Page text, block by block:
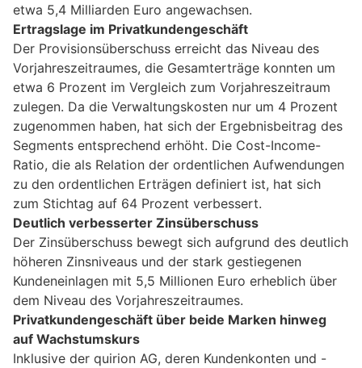
etwa 5,4 Milliarden Euro angewachsen.
Ertragslage im Privatkundengeschäft
Der Provisionsüberschuss erreicht das Niveau des
Vorjahreszeitraumes, die Gesamterträge konnten um
etwa 6 Prozent im Vergleich zum Vorjahreszeitraum
zulegen. Da die Verwaltungskosten nur um 4 Prozent
zugenommen haben, hat sich der Ergebnisbeitrag des
Segments entsprechend erhöht. Die Cost-Income-
Ratio, die als Relation der ordentlichen Aufwendungen
zu den ordentlichen Erträgen definiert ist, hat sich
zum Stichtag auf 64 Prozent verbessert.
Deutlich verbesserter Zinsüberschuss
Der Zinsüberschuss bewegt sich aufgrund des deutlich
höheren Zinsniveaus und der stark gestiegenen
Kundeneinlagen mit 5,5 Millionen Euro erheblich über
dem Niveau des Vorjahreszeitraumes.
Privatkundengeschäft über beide Marken hinweg
auf Wachstumskurs
Inklusive der quirion AG, deren Kundenkonten und -